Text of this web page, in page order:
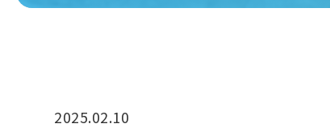
2025.02.10